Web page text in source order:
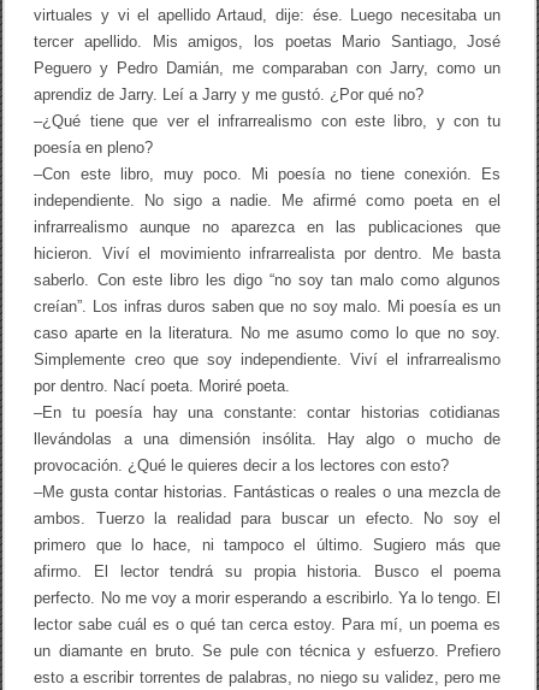
virtuales y vi el apellido Artaud, dije: ése. Luego necesitaba un
tercer apellido. Mis amigos, los poetas Mario Santiago, José
Peguero y Pedro Damián, me comparaban con Jarry, como un
aprendiz de Jarry. Leí a Jarry y me gustó. ¿Por qué no?
–¿Qué tiene que ver el infrarrealismo con este libro, y con tu
poesía en pleno?
–Con este libro, muy poco. Mi poesía no tiene conexión. Es
independiente. No sigo a nadie. Me afirmé como poeta en el
infrarrealismo aunque no aparezca en las publicaciones que
hicieron. Viví el movimiento infrarrealista por dentro. Me basta
saberlo. Con este libro les digo “no soy tan malo como algunos
creían”. Los infras duros saben que no soy malo. Mi poesía es un
caso aparte en la literatura. No me asumo como lo que no soy.
Simplemente creo que soy independiente. Viví el infrarrealismo
por dentro. Nací poeta. Moriré poeta.
–En tu poesía hay una constante: contar historias cotidianas
llevándolas a una dimensión insólita. Hay algo o mucho de
provocación. ¿Qué le quieres decir a los lectores con esto?
–Me gusta contar historias. Fantásticas o reales o una mezcla de
ambos. Tuerzo la realidad para buscar un efecto. No soy el
primero que lo hace, ni tampoco el último. Sugiero más que
afirmo. El lector tendrá su propia historia. Busco el poema
perfecto. No me voy a morir esperando a escribirlo. Ya lo tengo. El
lector sabe cuál es o qué tan cerca estoy. Para mí, un poema es
un diamante en bruto. Se pule con técnica y esfuerzo. Prefiero
esto a escribir torrentes de palabras, no niego su validez, pero me